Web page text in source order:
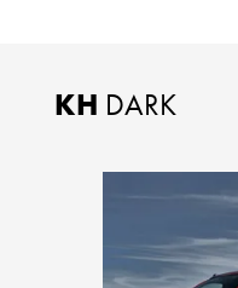
KH DARK